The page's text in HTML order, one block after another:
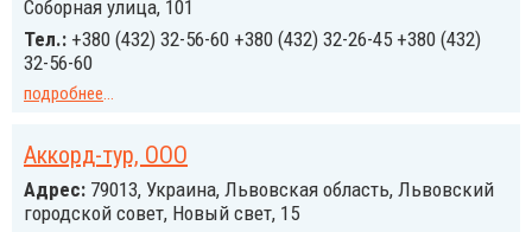
Соборная улица, 101
Тел.: +380 (432) 32-56-60 +380 (432) 32-26-45 +380 (432)
32-56-60
подробнее...
Аккорд-тур, ООО
Адрес: 79013, Украина, Львовская область, Львовский
городской совет, Новый свет, 15